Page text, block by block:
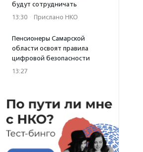
будут сотрудничать
13:30 · Прислано НКО
Пенсионеры Самарской
области освоят правила
цифровой безопасности
13:27